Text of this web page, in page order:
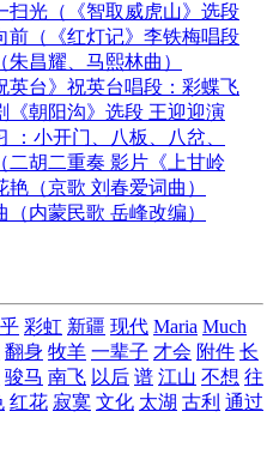
扫光（《智取威虎山》选段
前（《红灯记》李铁梅唱段
昌耀、马熙林曲）
英台》祝英台唱段：彩蝶飞
《朝阳沟》选段 王迎迎演
：小开门、八板、八岔、
二胡二重奏 影片《上甘岭
（京歌 刘春爱词曲）
内蒙民歌 岳峰改编）
彩虹 新疆 现代 Maria Much
翻身 牧羊 一辈子 才会 附件 长
骏马 南飞 以后 谱 江山 不想 往
红花 寂寞 文化 太湖 古利 通过